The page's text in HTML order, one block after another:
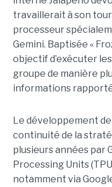
travaillerait à son
processeur
Gemini. Baptisée «
objectif d’exécuter
groupe de manière
informations
Le développement
continuité de la
plusieurs années par
Processing Units
notamment via